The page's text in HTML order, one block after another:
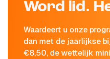
Word lid.
Waardeert u onze
dan met de jaarlijkse
€8,50, de wettelijk